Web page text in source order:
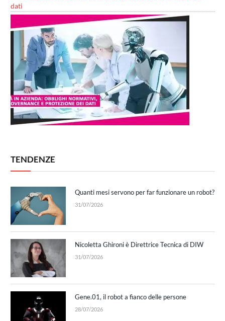
dati
TENDENZE
Quanti mesi servono per far funzionare un robot?
31/07/2026
Nicoletta Ghironi è Direttrice Tecnica di DIW
31/07/2026
Gene.01, il robot a fianco delle persone
28/07/2026